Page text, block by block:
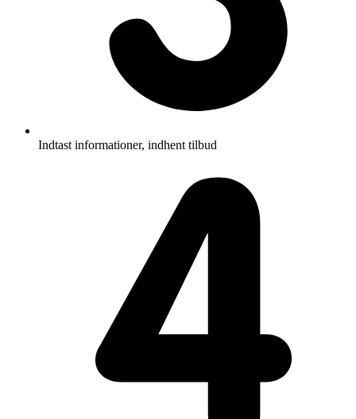
Indtast informationer, indhent tilbud